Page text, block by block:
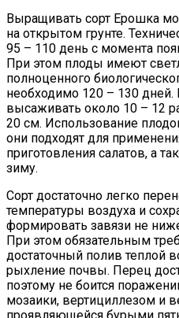
Выращивать сорт Ерошка
на открытом грунте.
95 – 110 день с момента
При этом плоды имеют
полноценного
необходимо 120 – 130
высаживать около 10 – 12
20 см. Использование
они подходят для
приготовления салатов, а
зиму.
Сорт достаточно легко
температуры воздуха и
формировать завязи не
При этом обязательным
достаточный полив теплой
рыхление почвы. Перец
поэтому не боится
мозаики, вертициллезом и